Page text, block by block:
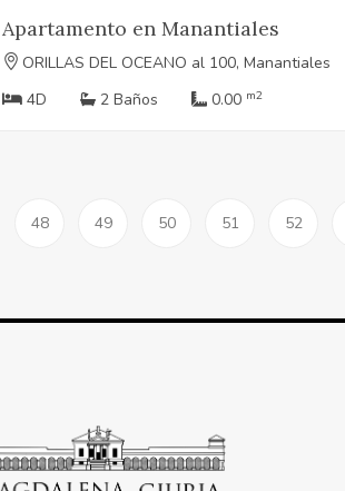
Apartamento en Manantiales
ORILLAS DEL OCEANO al 100, Manantiales
4D
2 Baños 0.00 m2
48 49 50 51 52